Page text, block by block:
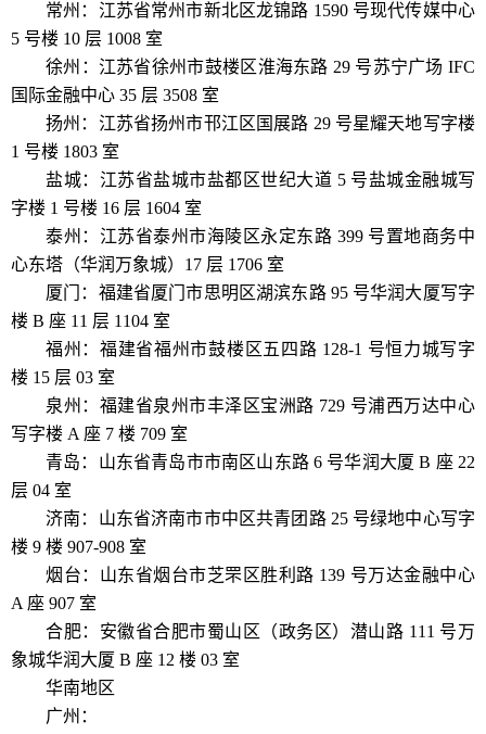
常州：江苏省常州市新北区龙锦路 1590 号现代传媒中心
5 号楼 10 层 1008 室
徐州：江苏省徐州市鼓楼区淮海东路 29 号苏宁广场 IFC
国际金融中心 35 层 3508 室
扬州：江苏省扬州市邗江区国展路 29 号星耀天地写字楼
1 号楼 1803 室
盐城：江苏省盐城市盐都区世纪大道 5 号盐城金融城写
字楼 1 号楼 16 层 1604 室
泰州：江苏省泰州市海陵区永定东路 399 号置地商务中
心东塔（华润万象城）17 层 1706 室
厦门：福建省厦门市思明区湖滨东路 95 号华润大厦写字
楼 B 座 11 层 1104 室
福州：福建省福州市鼓楼区五四路 128-1 号恒力城写字
楼 15 层 03 室
泉州：福建省泉州市丰泽区宝洲路 729 号浦西万达中心
写字楼 A 座 7 楼 709 室
青岛：山东省青岛市市南区山东路 6 号华润大厦 B 座 22
层 04 室
济南：山东省济南市市中区共青团路 25 号绿地中心写字
楼 9 楼 907-908 室
烟台：山东省烟台市芝罘区胜利路 139 号万达金融中心
A 座 907 室
合肥：安徽省合肥市蜀山区（政务区）潜山路 111 号万
象城华润大厦 B 座 12 楼 03 室
华南地区
广州：